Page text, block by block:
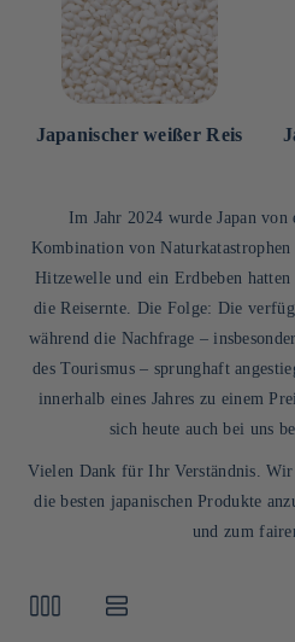
Vorgeschichte ein heiliges und
Es ist keine Frage, ob es in
Schüssel verlassen hat! Wie
alle Mahlzeiten des Tages und
marinierten Gewürzen und
Ihre süßen und salzigen
Japanischer weißer Reis
Im Jahr 2024 wurde Japan
Kombination von
Hitzewelle und ein Erdbeben
die Reisernte. Die Folge: Die
während die Nachfrage –
des Tourismus – sprunghaft
innerhalb eines Jahres zu einem
sich heute auch bei uns
Vielen Dank für Ihr Verständnis.
die besten japanischen Produkte
und zum